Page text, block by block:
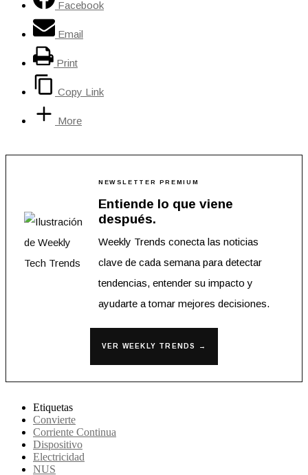
Facebook
Email
Print
Copy Link
More
NEWSLETTER PREMIUM
Entiende lo que viene
después.
Weekly Trends conecta las noticias
clave de cada semana para detectar
tendencias, entender su impacto y
ayudarte a tomar mejores decisiones.
VER WEEKLY TRENDS →
Etiquetas
Convierte
Corriente Continua
Dispositivo
Electricidad
NUS